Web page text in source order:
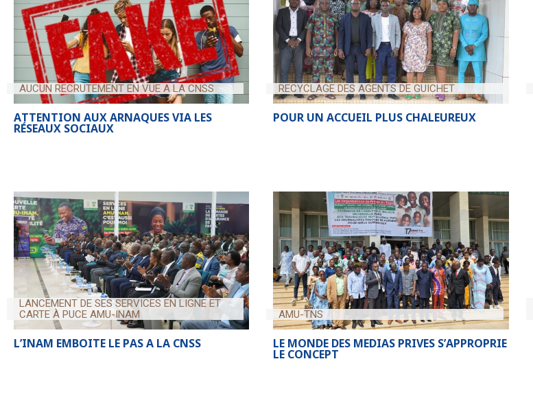
AUCUN RECRUTEMENT EN VUE A LA CNSS
ATTENTION AUX ARNAQUES VIA LES
RÉSEAUX SOCIAUX
RECYCLAGE DES AGENTS DE GUICHET
POUR UN ACCUEIL PLUS CHALEUREUX
LANCEMENT DE SES SERVICES EN LIGNE ET
CARTE À PUCE AMU-INAM
L’INAM EMBOITE LE PAS A LA CNSS
AMU-TNS
LE MONDE DES MEDIAS PRIVES S’APPROPRIE
LE CONCEPT